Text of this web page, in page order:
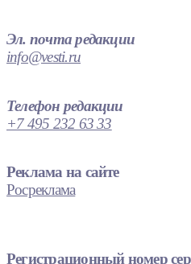
Эл. почта редакции
info@vesti.ru
Телефон редакции
+7 495 232 63 33
Реклама на сайте
Росреклама
Регистрационный номер